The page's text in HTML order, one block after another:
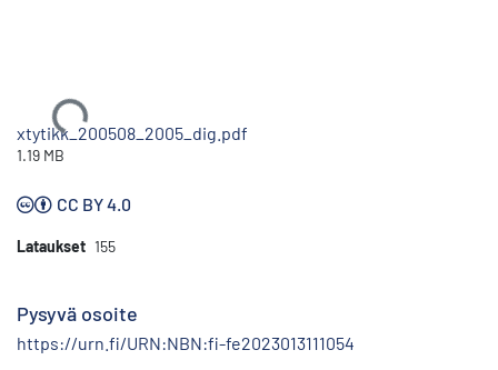
Ladataan...
xtytikk_200508_2005_dig.pdf
1.19 MB
CC BY 4.0
Lataukset 155
Pysyvä osoite
https://urn.fi/URN:NBN:fi-fe2023013111054